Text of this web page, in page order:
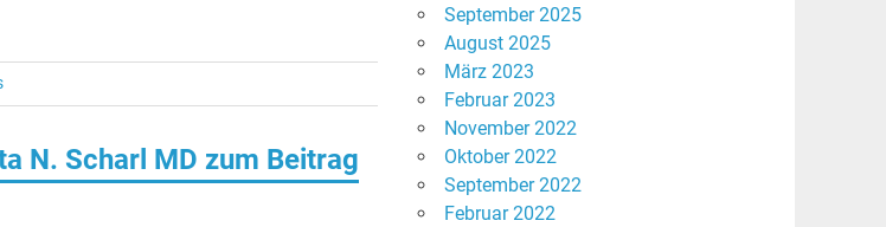
N. Scharl MD zum Beitrag
September 2025
August 2025
März 2023
Februar 2023
November 2022
Oktober 2022
September 2022
Februar 2022